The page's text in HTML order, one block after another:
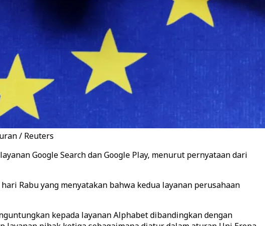
/ Reuters
Google Search dan Google Play, menurut pernyataan dari
Rabu yang menyatakan bahwa kedua layanan perusahaan
kepada layanan Alphabet dibandingkan dengan